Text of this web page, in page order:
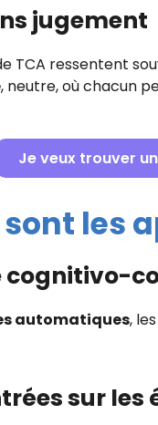
jugement
TCA ressentent
, neutre, où chacun
Je veux trouver
les
cognitivo-
automatiques,
sur les